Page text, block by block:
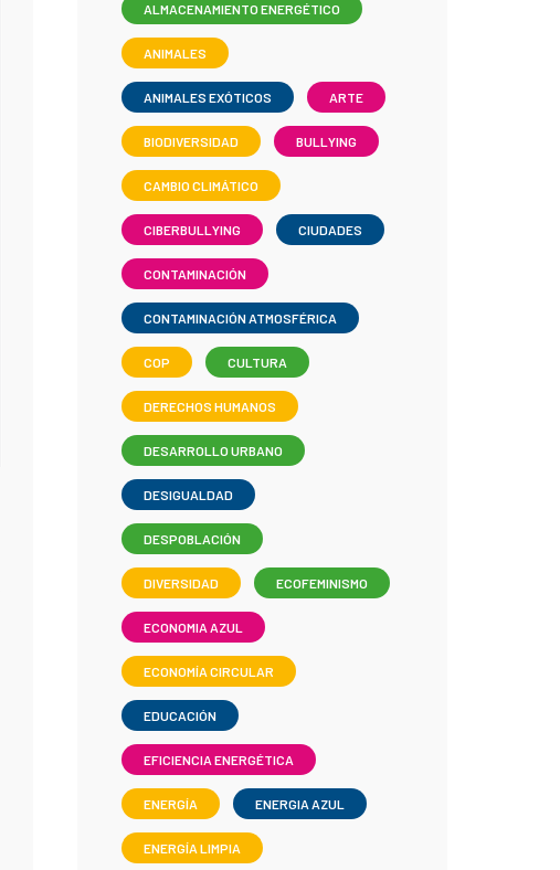
ALMACENAMIENTO ENERGÉTICO
ANIMALES
ANIMALES EXÓTICOS ARTE
BIODIVERSIDAD BULLYING
CAMBIO CLIMÁTICO
CIBERBULLYING CIUDADES
CONTAMINACIÓN
CONTAMINACIÓN ATMOSFÉRICA
COP CULTURA
DERECHOS HUMANOS
DESARROLLO URBANO
DESIGUALDAD
DESPOBLACIÓN
DIVERSIDAD ECOFEMINISMO
ECONOMIA AZUL
ECONOMÍA CIRCULAR
EDUCACIÓN
EFICIENCIA ENERGÉTICA
ENERGÍA ENERGIA AZUL
ENERGÍA LIMPIA